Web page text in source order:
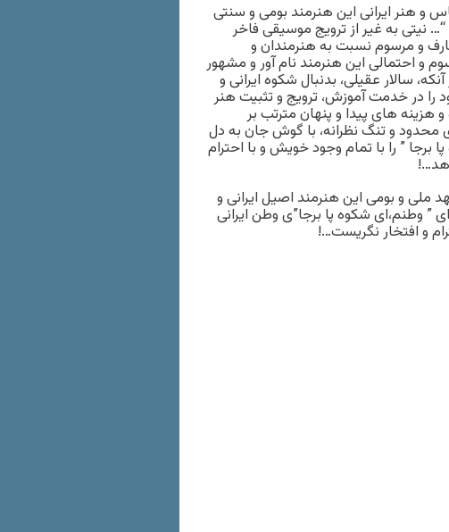
و هنر ایرانی این هنرمند بومی و سنتی
نیتی به غیر از ترویج موسیقی فاخر
و مرسوم نسبت به هنرمندان و
و احتمالی این هنرمند نام آور و مشهور
سالار عقیلی، بدنبال شکوه ایرانی و
را در خدمت آموزش، ترویج و تثبیت هنر
هزینه های پیدا و پنهان مترتب بر
و تنگ نظرانه، با گوش جان به دل
” را با تمام وجود خویش و با احترام
ملی و بومی این هنرمند اصیل ایرانی و
” وطنم،ای شکوه پا برجا”ی وطن ایرانی
و افتخار نگریست…!